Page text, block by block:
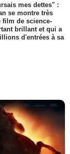
mes dettes" :
se montre très
film de science-
brillant et qui a
d'entrées à sa